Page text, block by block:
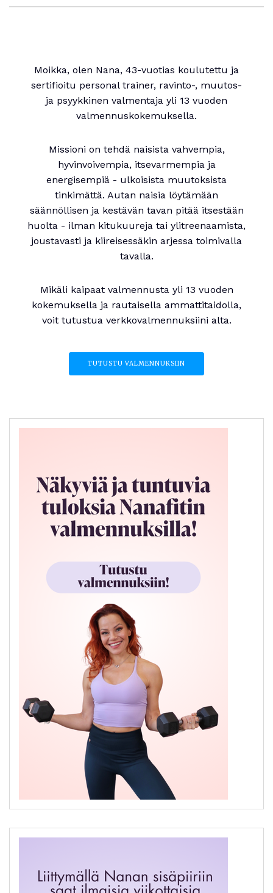
Moikka, olen Nana, 43-vuotias koulutettu ja
sertifioitu personal trainer, ravinto-, muutos-
ja psyykkinen valmentaja yli 13 vuoden
valmennuskokemuksella.
Missioni on tehdä naisista vahvempia,
hyvinvoivempia, itsevarmempia ja
energisempiä - ulkoisista muutoksista
tinkimättä. Autan naisia löytämään
säännöllisen ja kestävän tavan pitää itsestään
huolta - ilman kitukuureja tai ylitreenaamista,
joustavasti ja kiireisessäkin arjessa toimivalla
tavalla.
Mikäli kaipaat valmennusta yli 13 vuoden
kokemuksella ja rautaisella ammattitaidolla,
voit tutustua verkkovalmennuksiini alta.
TUTUSTU VALMENNUKSIIN